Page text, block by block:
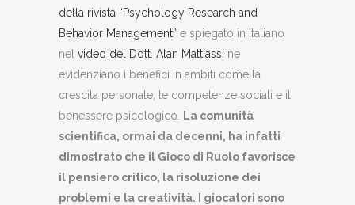
della rivista “Psychology Research and
Behavior Management” e spiegato in italiano
nel video del Dott. Alan Mattiassi ne
evidenziano i benefici in ambiti come la
crescita personale, le competenze sociali e il
benessere psicologico.
La comunità
scientifica, ormai da decenni, ha infatti
dimostrato che il Gioco di Ruolo favorisce
il pensiero critico, la risoluzione dei
problemi e la creatività. I giocatori sono